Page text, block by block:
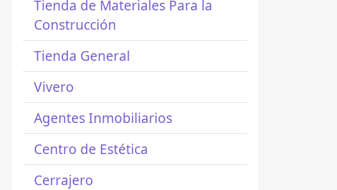
Tienda de Materiales Para la
Construcción
Tienda General
Vivero
Agentes Inmobiliarios
Centro de Estética
Cerrajero